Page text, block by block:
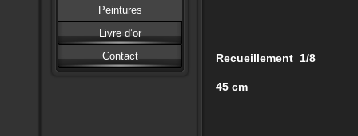
Peintures
Livre d’or
Contact
Recueillement 1/8
45 cm